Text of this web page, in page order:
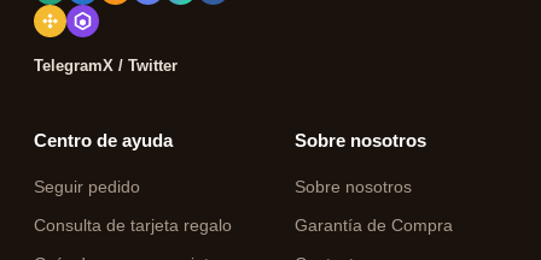
TelegramX / Twitter
Centro de ayuda
Seguir pedido
Consulta de tarjeta regalo
Sobre nosotros
Sobre nosotros
Garantía de Compra